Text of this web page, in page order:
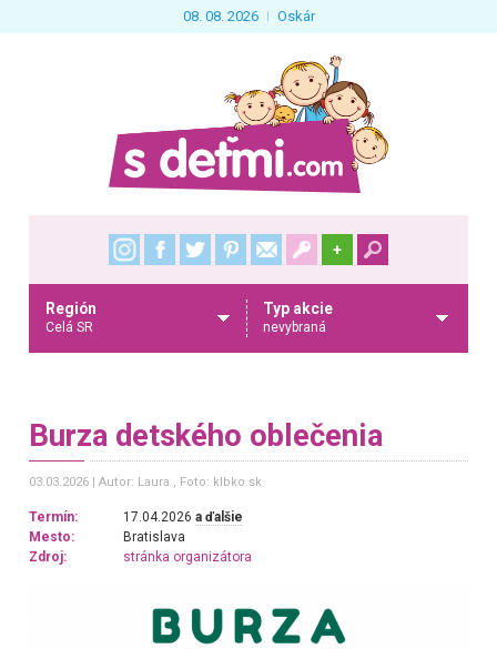
08. 08. 2026 Oskár
+
Región
Celá SR
Typ akcie
nevybraná
Burza detského oblečenia
03.03.2026 Autor: Laura , Foto: klbko.sk
Termín: 17.04.2026a ďalšie
Mesto:
Bratislava
Zdroj:
stránka organizátora